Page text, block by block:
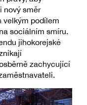
nový směr
velkým podílem
sociálním smíru.
jihokorejské
zachycující